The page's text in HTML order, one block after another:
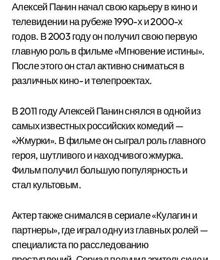
Алексей Панин начал свою карьеру в кино и
телевидении на рубеже 1990-х и 2000-х
годов. В 2003 году он получил свою первую
главную роль в фильме «Мгновение истины».
После этого он стал активно сниматься в
различных кино- и телепроектах.
В 2011 году Алексей Панин снялся в одной из
самых известных российских комедий —
«Жмурки». В фильме он сыграл роль главного
героя, шутливого и находчивого жмурка.
Фильм получил большую популярность и
стал культовым.
Актер также снимался в сериале «Кулагин и
партнеры», где играл одну из главных ролей —
специалиста по расследованию